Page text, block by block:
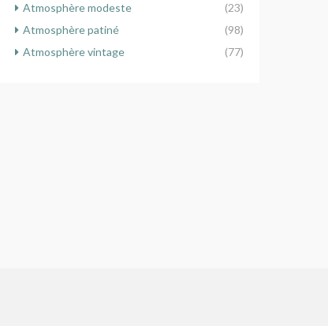
Atmosphère modeste
(23)
Atmosphère patiné
(98)
Atmosphère vintage
(77)